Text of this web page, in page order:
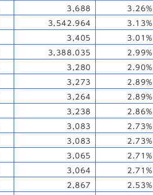
3,688 3.26%
3,542.964 3.13%
3,405 3.01%
3,388.035 2.99%
3,280 2.90%
3,273 2.89%
3,264 2.89%
3,238 2.86%
3,083 2.73%
3,083 2.73%
3,065 2.71%
3,064 2.71%
2,867 2.53%